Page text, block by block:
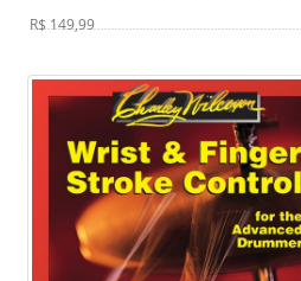
R$ 149,99